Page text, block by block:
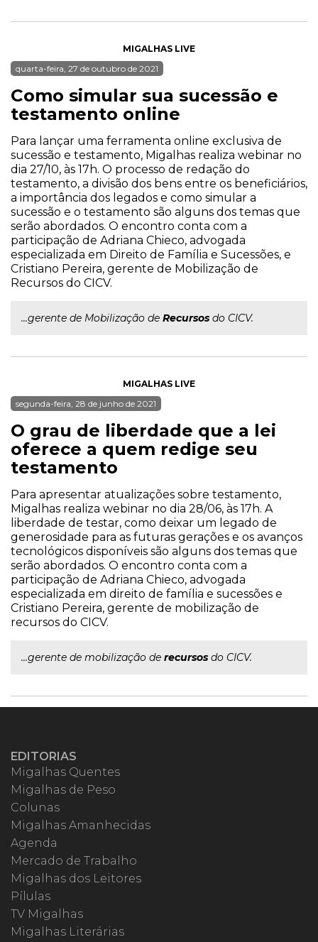
MIGALHAS LIVE
quarta-feira, 27 de outubro de 2021
Como simular sua sucessão e
testamento online
Para lançar uma ferramenta online exclusiva de
sucessão e testamento, Migalhas realiza webinar no
dia 27/10, às 17h. O processo de redação do
testamento, a divisão dos bens entre os beneficiários,
a importância dos legados e como simular a
sucessão e o testamento são alguns dos temas que
serão abordados. O encontro conta com a
participação de Adriana Chieco, advogada
especializada em Direito de Família e Sucessões, e
Cristiano Pereira, gerente de Mobilização de
Recursos do CICV.
...gerente de Mobilização de Recursos do CICV.
MIGALHAS LIVE
segunda-feira, 28 de junho de 2021
O grau de liberdade que a lei
oferece a quem redige seu
testamento
Para apresentar atualizações sobre testamento,
Migalhas realiza webinar no dia 28/06, às 17h. A
liberdade de testar, como deixar um legado de
generosidade para as futuras gerações e os avanços
tecnológicos disponíveis são alguns dos temas que
serão abordados. O encontro conta com a
participação de Adriana Chieco, advogada
especializada em direito de família e sucessões e
Cristiano Pereira, gerente de mobilização de
recursos do CICV.
...gerente de mobilização de recursos do CICV.
EDITORIAS
Migalhas Quentes
Migalhas de Peso
Colunas
Migalhas Amanhecidas
Agenda
Mercado de Trabalho
Migalhas dos Leitores
Pílulas
TV Migalhas
Migalhas Literárias